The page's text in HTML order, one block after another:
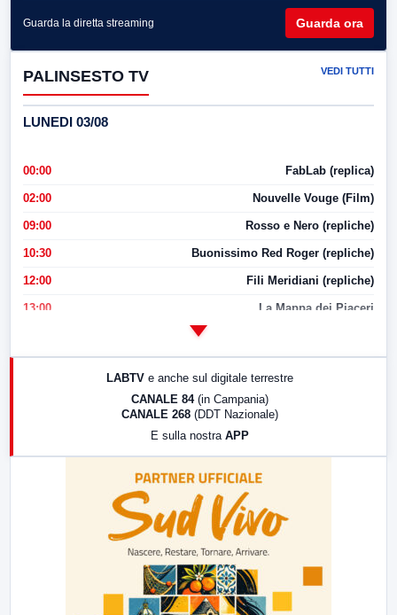
Guarda la diretta streaming Guarda ora
PALINSESTO TV VEDI TUTTI
LUNEDI 03/08
00:00 FabLab (replica)
02:00 Nouvelle Vouge (Film)
09:00 Rosso e Nero (repliche)
10:30 Buonissimo Red Roger (repliche)
12:00 Fili Meridiani (repliche)
13:00 La Mappa dei Piaceri
LABTV e anche sul digitale terrestre
CANALE 84 (in Campania)
CANALE 268 (DDT Nazionale)
E sulla nostra APP